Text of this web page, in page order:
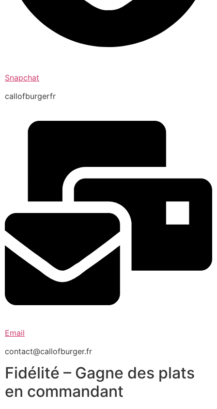
Snapchat
callofburgerfr
Email
contact@callofburger.fr
Fidélité – Gagne des plats
en commandant